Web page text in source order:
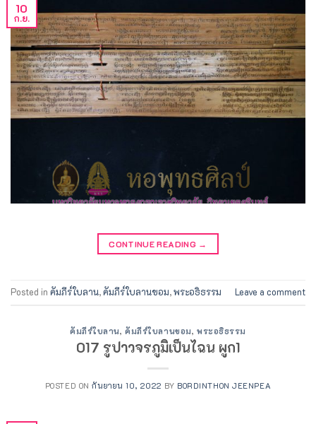
10
ก.ย.
CONTINUE READING →
Posted in คัมภีร์ใบลาน,คัมภีร์ใบลานขอม,พระอธิธรรม Leave a comment
คัมภีร์ใบลาน,คัมภีร์ใบลานขอม, พระอธิธรรม
017 รูปาวจรภูมิเป็นไฉน ผูก1
POSTED ONกันยายน 10, 2022 BY BORDINTHON JEENPEA